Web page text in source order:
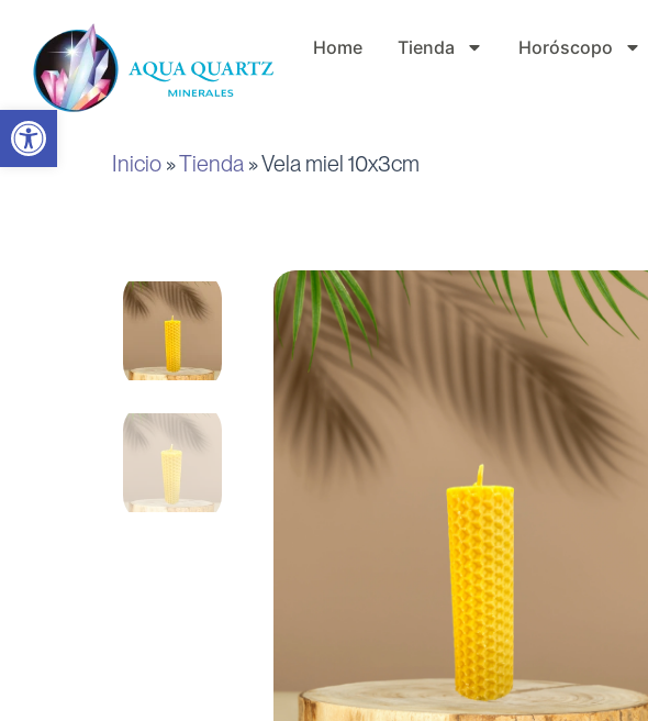
Abrir barra de herramientas
contenido
Home Tienda Horóscopo
Inicio »Tienda »Vela miel 10x3cm